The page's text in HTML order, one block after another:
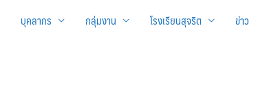
บุคลากร กลุ่มงาน โรงเรียนสุจริต ข่าว